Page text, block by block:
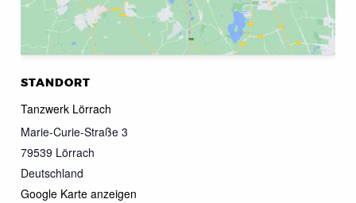
STANDORT
Tanzwerk Lörrach
Marie-Curie-Straße 3
79539 Lörrach
Deutschland
Google Karte anzeigen